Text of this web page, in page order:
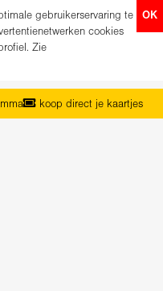
OK
gebruikerservaring te
cookies
Zie
koop direct je kaartjes
van Nederland